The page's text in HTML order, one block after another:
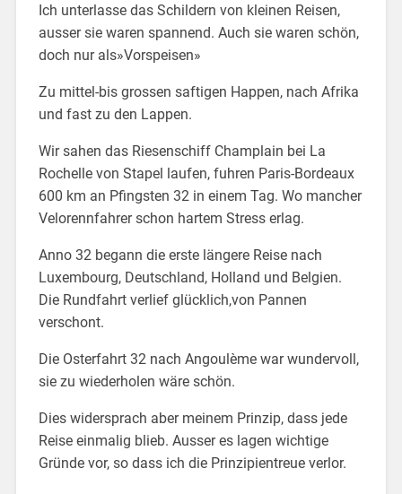
Ich unterlasse das Schildern von kleinen Reisen,
ausser sie waren spannend. Auch sie waren schön,
doch nur als»Vorspeisen»
Zu mittel-bis grossen saftigen Happen, nach Afrika
und fast zu den Lappen.
Wir sahen das Riesenschiff Champlain bei La
Rochelle von Stapel laufen, fuhren Paris-Bordeaux
600 km an Pfingsten 32 in einem Tag. Wo mancher
Velorennfahrer schon hartem Stress erlag.
Anno 32 begann die erste längere Reise nach
Luxembourg, Deutschland, Holland und Belgien.
Die Rundfahrt verlief glücklich,von Pannen
verschont.
Die Osterfahrt 32 nach Angoulème war wundervoll,
sie zu wiederholen wäre schön.
Dies widersprach aber meinem Prinzip, dass jede
Reise einmalig blieb. Ausser es lagen wichtige
Gründe vor, so dass ich die Prinzipientreue verlor.